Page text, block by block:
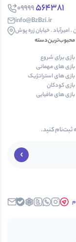
564381
09999
info@BzBzi.ir
. امیرآباد . خیابان زره پوش
محبوب‌ترین‌دسته‌
بازی برای شروع
بازی های مهمانی
بازی های استراتژیک
بازی کودکان
بازی های مافیایی
ثبت‌نام کنید.
واتساپتوییتــرروبیکا بلهایمیل